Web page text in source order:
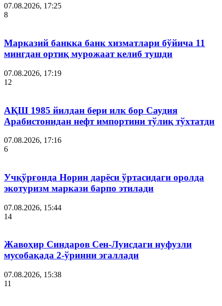
07.08.2026, 17:25
8
Марказий банкка банк хизматлари бўйича 11
мингдан ортиқ мурожаат келиб тушди
07.08.2026, 17:19
12
АҚШ 1985 йилдан бери илк бор Саудия
Арабистонидан нефт импортини тўлиқ тўхтатди
07.08.2026, 17:16
6
Учқўрғонда Норин дарёси ўртасидаги оролда
экотуризм маркази барпо этилади
07.08.2026, 15:44
14
Жавоҳир Синдаров Сен-Луисдаги нуфузли
мусобақада 2-ўринни эгаллади
07.08.2026, 15:38
11